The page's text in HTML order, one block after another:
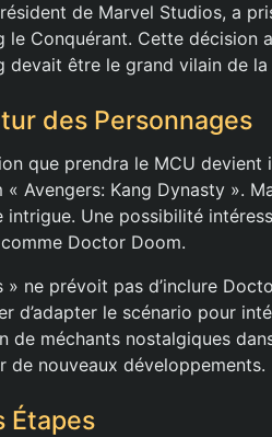
de Marvel Studios, a
le Conquérant. Cette décision
devait être le grand vilain de
des Personnages
que prendra le MCU devient
Avengers: Kang Dynasty ».
Une possibilité
Doctor Doom.
» ne prévoit pas d’inclure
d’adapter le scénario pour
de méchants nostalgiques
nouveaux développements.
Étapes